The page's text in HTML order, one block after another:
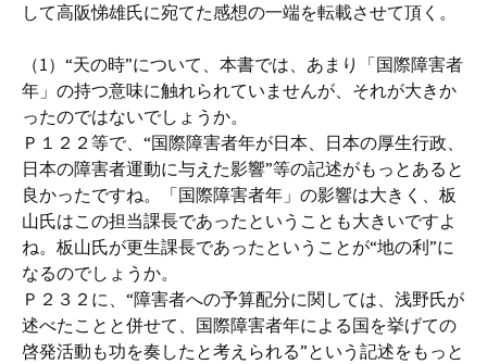
して高阪悌雄氏に宛てた感想の一端を転載させて頂く。
（1）“天の時”について、本書では、あまり「国際障害者
年」の持つ意味に触れられていませんが、それが大きか
ったのではないでしょうか。
Ｐ１２２等で、“国際障害者年が日本、日本の厚生行政、
日本の障害者運動に与えた影響”等の記述がもっとあると
良かったですね。「国際障害者年」の影響は大きく、板
山氏はこの担当課長であったということも大きいですよ
ね。板山氏が更生課長であったということが“地の利”に
なるのでしょうか。
Ｐ２３２に、“障害者への予算配分に関しては、浅野氏が
述べたことと併せて、国際障害者年による国を挙げての
啓発活動も功を奏したと考えられる”という記述をもっと